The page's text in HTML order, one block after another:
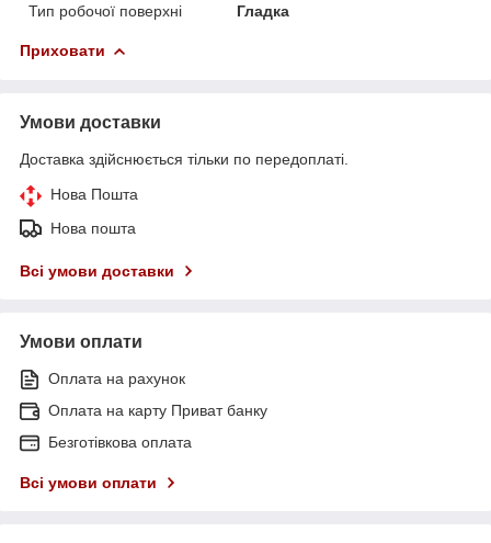
Тип робочої поверхні
Гладка
Приховати
Умови доставки
Доставка здійснюється тільки по передоплаті.
Нова Пошта
Нова пошта
Всі умови доставки
Умови оплати
Оплата на рахунок
Оплата на карту Приват банку
Безготівкова оплата
Всі умови оплати